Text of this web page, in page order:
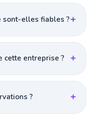
sont-elles fiables ?
cette entreprise ?
?